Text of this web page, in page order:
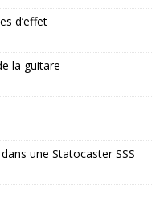
d’effet
la guitare
une Statocaster SSS